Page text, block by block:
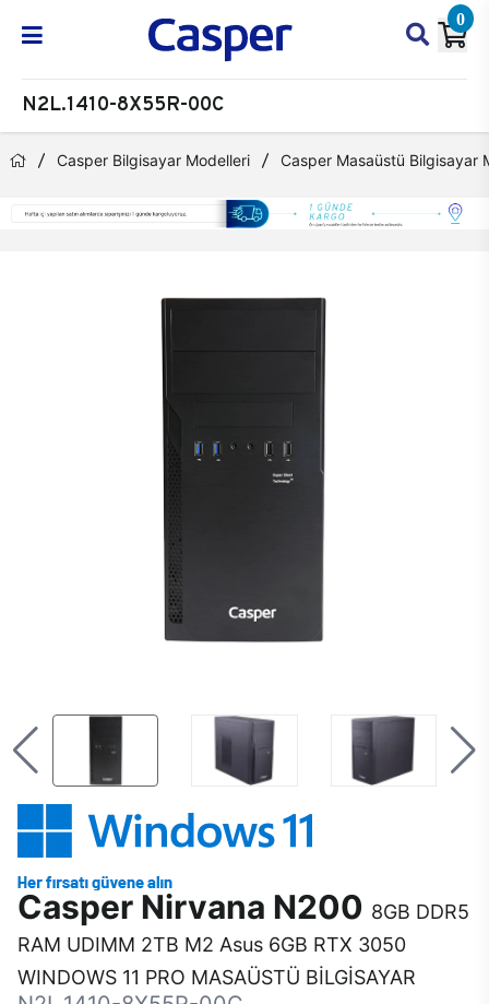
0
N2L.1410-8X55R-00C
Casper Bilgisayar Modelleri Casper Masaüstü Bilgisayar
Casper Nirvana N200 8GB DDR5
RAM UDIMM 2TB M2 Asus 6GB RTX 3050
WINDOWS 11 PRO MASAÜSTÜ BİLGİSAYAR